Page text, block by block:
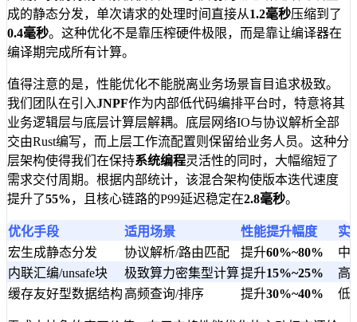
成的静态分发，单次请求的处理时间直接从1.2毫秒压缩到了
0.4毫秒。这种优化不是靠压榨硬件极限，而是靠让编译器在
编译期完成所有计算。
值得注意的是，性能优化不能脱离业务场景盲目追求极致。
我们团队在引入JNPF作为内部低代码编排平台时，特意将其
业务逻辑层与底层计算层解耦。底层网络IO与协议解析全部
交由Rust编写，而上层工作流配置则保留给业务人员。这种分
层架构使得我们在保持系统编程灵活性的同时，大幅缩短了
需求交付周期。根据内部统计，该混合架构使版本迭代速度
提升了55%，且核心链路的P99延迟稳定在2.8毫秒。
优化手段 适用场景 性能提升幅度
实
宏生成静态分发
协议解析/路由匹配 提升60%~80%
中
内联汇编/unsafe块
极致算力密集型计算提升15%~25%
高
缓存友好型数据结构 高频查询/排序 提升30%~40% 低